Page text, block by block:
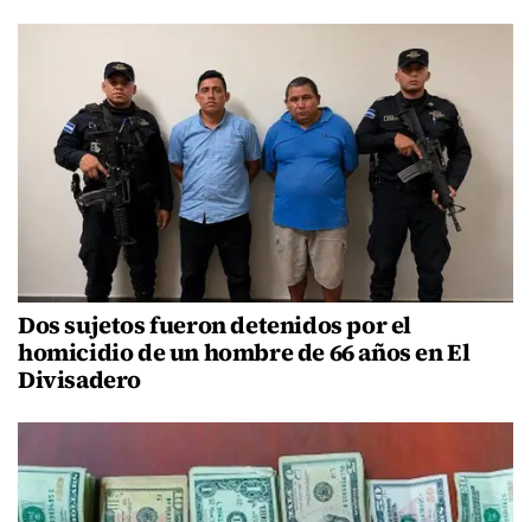
Dos sujetos fueron detenidos por el
homicidio de un hombre de 66 años en El
Divisadero